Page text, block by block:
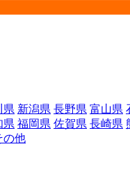
県 新潟県 長野県 富山県
県 福岡県 佐賀県 長崎県
の他